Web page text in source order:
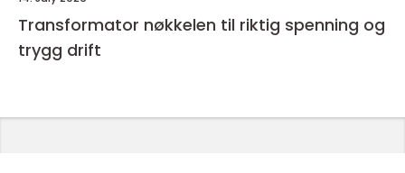
Transformator nøkkelen til riktig spenning og
trygg drift